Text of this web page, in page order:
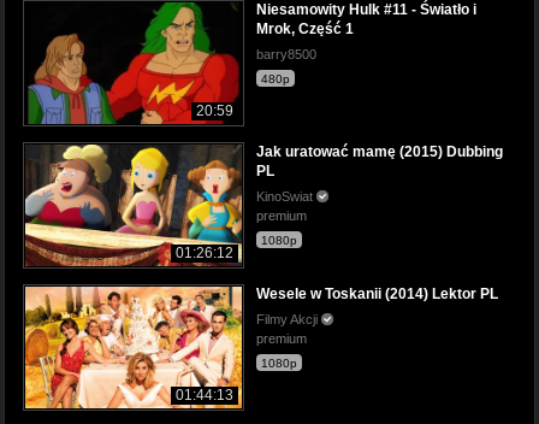
20:59
Niesamowity Hulk #11 - Światło i
Mrok, Część 1
barry8500
480p
01:26:12
Jak uratować mamę (2015) Dubbing
PL
KinoSwiat
premium
1080p
01:44:13
Wesele w Toskanii (2014) Lektor PL
Filmy Akcji
premium
1080p